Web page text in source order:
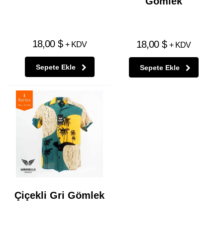
18,00 $ + KDV
Sepete Ekle
18,00 $ + KDV
Sepete Ekle
Çiçekli Gri Gömlek